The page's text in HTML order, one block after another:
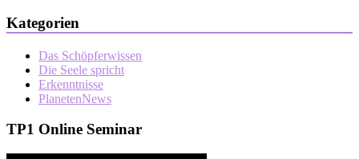
Kategorien
Das Schöpferwissen
Die Seele spricht
Erkenntnisse
PlanetenNews
TP1 Online Seminar